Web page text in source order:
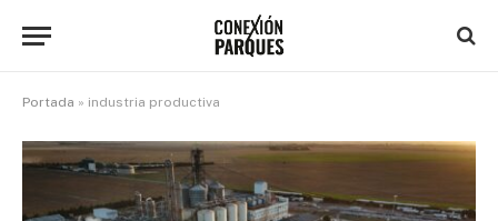
Portada » industria productiva